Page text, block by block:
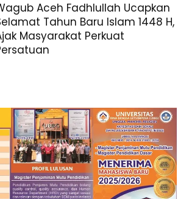
Aceh Fadhlullah Ucapkan
Tahun Baru Islam 1448 H,
Masyarakat Perkuat